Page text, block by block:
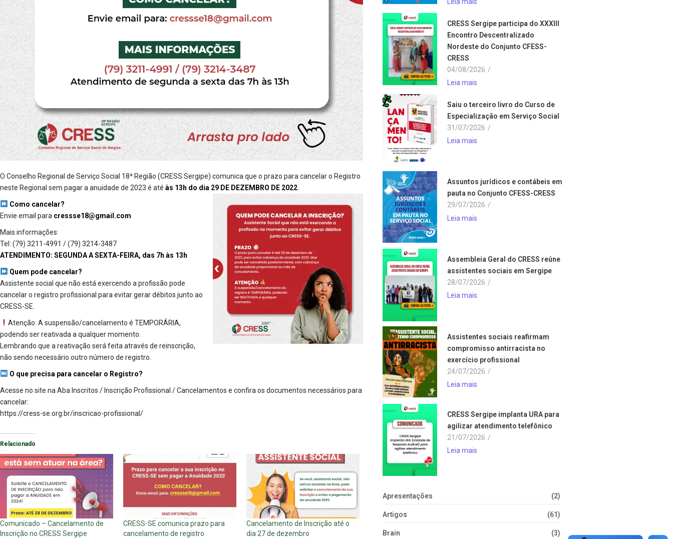
O Conselho Regional de Serviço Social 18ª Região (CRESS Sergipe) comunica que o prazo para cancelar o Registro
neste Regional sem pagar a anuidade de 2023 é até às 13h do dia 29 DE DEZEMBRO DE 2022
Como cancelar?
Envie email para cressse18@gmail.com
Mais informações:
Tel: (79) 3211-4991 / (79) 3214-3487
ATENDIMENTO: SEGUNDA A SEXTA-FEIRA, das 7h às 13h
Quem pode cancelar?
Assistente social que não está exercendo a profissão pode
cancelar o registro profissional para evitar gerar débitos junto ao
CRESS-SE.
Atenção: A suspensão/cancelamento é TEMPORÁRIA,
podendo ser reativada a qualquer momento.
Lembrando que a reativação será feita através de reinscrição,
não sendo necessário outro número de registro.
O que precisa para cancelar o Registro?
Acesse no site na Aba Inscritos / Inscrição Profissional / Cancelamentos e confira os documentos necessários para
cancelar:
https://cress-se.org.br/inscricao-profissional/
Relacionado
Comunicado – Cancelamento de
Inscrição no CRESS Sergipe
CRESS-SE comunica prazo para
cancelamento de registro
Cancelamento de Inscrição até o
dia 27 de dezembro
CRESS Sergipe participa do XXXIII
Encontro Descentralizado
Nordeste do Conjunto CFESS-
CRESS
04/08/2026 /
Leia mais
Saiu o terceiro livro do Curso de
Especialização em Serviço Social
31/07/2026 /
Leia mais
Assuntos jurídicos e contábeis em
pauta no Conjunto CFESS-CRESS
29/07/2026 /
Leia mais
Assembleia Geral do CRESS reúne
assistentes sociais em Sergipe
28/07/2026 /
Leia mais
Assistentes sociais reafirmam
compromisso antirracista no
exercício profissional
24/07/2026 /
Leia mais
CRESS Sergipe implanta URA para
agilizar atendimento telefônico
21/07/2026 /
Leia mais
Apresentações (2)
Artigos (61)
Brain (3)